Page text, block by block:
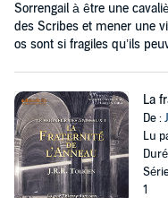
Sorrengail à être une
des Scribes et mener une
os sont si fragiles qu’ils
La
De :
Lu
1